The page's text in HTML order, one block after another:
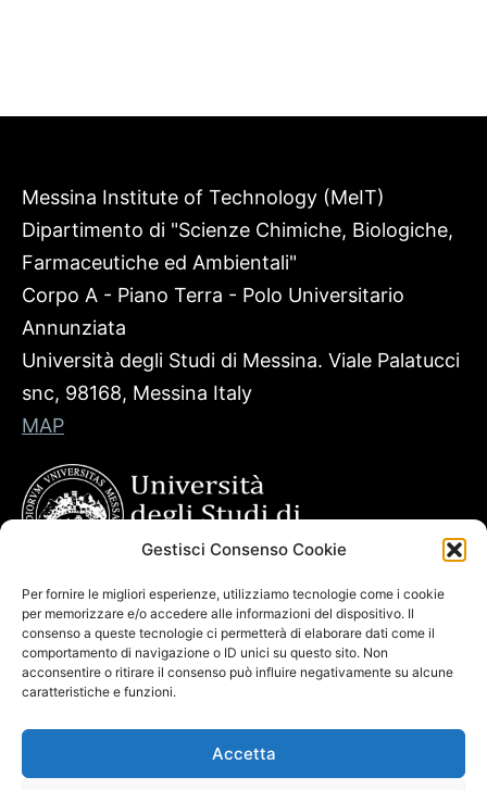
Gestisci Consenso Cookie
Per fornire le migliori esperienze, utilizziamo tecnologie come i cookie
per memorizzare e/o accedere alle informazioni del dispositivo. Il
consenso a queste tecnologie ci permetterà di elaborare dati come il
comportamento di navigazione o ID unici su questo sito. Non
acconsentire o ritirare il consenso può influire negativamente su alcune
caratteristiche e funzioni.
Accetta
Messina Institute of Technology (MeIT)
Dipartimento di "Scienze Chimiche, Biologiche,
Farmaceutiche ed Ambientali"
Corpo A - Piano Terra - Polo Universitario
Annunziata
Università degli Studi di Messina. Viale Palatucci
snc, 98168, Messina Italy
MAP